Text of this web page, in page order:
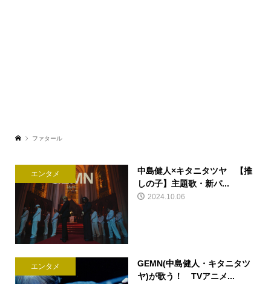
ファタール
エンタメ
中島健人×キタニタツヤ 【推
しの子】主題歌・新パ...
2024.10.06
エンタメ
GEMN(中島健人・キタニタツ
ヤ)が歌う！ TVアニメ...